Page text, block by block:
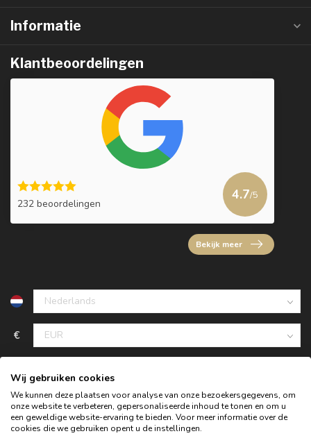
Informatie
Klantbeoordelingen
232 beoordelingen
4.7/5
Bekijk meer
€
Wij gebruiken cookies
We kunnen deze plaatsen voor analyse van onze bezoekersgegevens, om
onze website te verbeteren, gepersonaliseerde inhoud te tonen en om u
een geweldige website-ervaring te bieden. Voor meer informatie over de
cookies die we gebruiken opent u de instellingen.